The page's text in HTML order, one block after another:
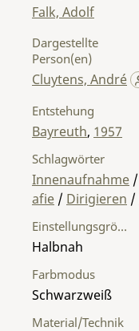
Falk, Adolf
Dargestellte
Person(en)
Cluytens, André
Entstehung
Bayreuth, 1957
Material/Technik
Einstellungsgröße
Halbnah
Farbmodus
Schwarzweiß
Schlagwörter
Innenaufnahme /
afie / Dirigieren /